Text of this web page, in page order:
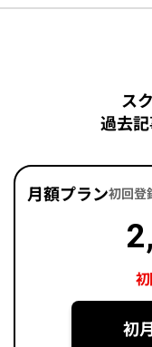
ス
過去
月額プラン初回登
初